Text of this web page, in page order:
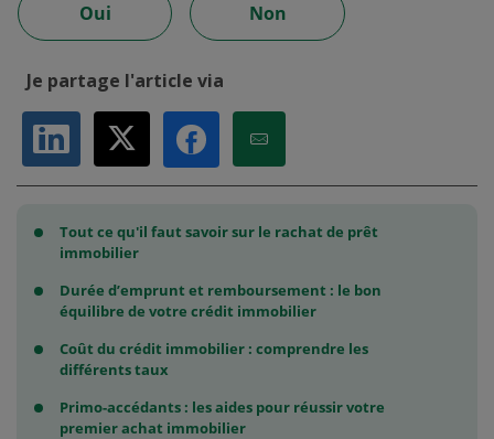
Oui Non
Je partage l'article via
Partager sur LinkedIn
Partager sur XPartager sur Facebook
Partager par Email
Tout ce qu'il faut savoir sur le rachat de prêt
immobilier
Durée d’emprunt et remboursement : le bon
équilibre de votre crédit immobilier
Coût du crédit immobilier : comprendre les
différents taux
Primo-accédants : les aides pour réussir votre
premier achat immobilier